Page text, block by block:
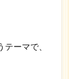
ーマで、